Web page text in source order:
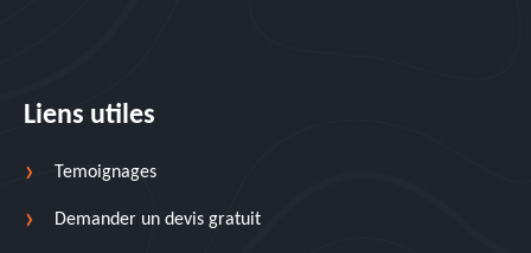
Liens utiles
Temoignages
Demander un devis gratuit